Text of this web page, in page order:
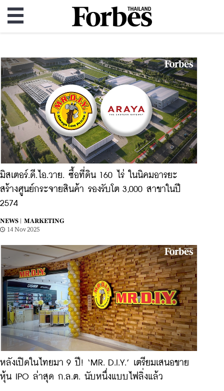
มิสเตอร์.ดี.ไอ.วาย. ซื้อที่ดิน 160 ไร่ ในนิคมอารยะ
สร้างศูนย์กระจายสินค้า รองรับโต 3,000 สาขาในปี
2574
NEWS |
MARKETING
14 Nov 2025
หลังเปิดในไทยมา 9 ปี! ‘MR. D.I.Y.’ เตรียมเสนอขาย
หุ้น IPO ล่าสุด ก.ล.ต. นับหนึ่งแบบไฟลิ่งแล้ว